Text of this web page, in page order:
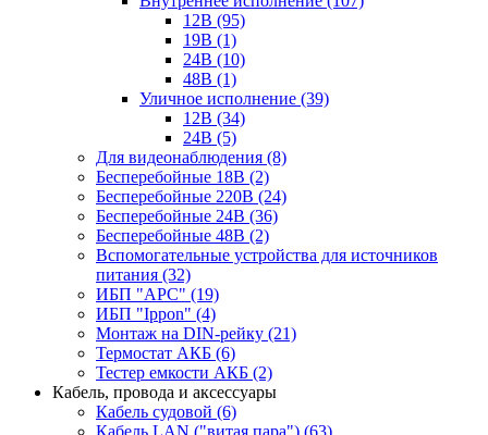
12В (95)
19В (1)
24В (10)
48В (1)
Уличное исполнение (39)
12В (34)
24В (5)
Для видеонаблюдения (8)
Бесперебойные 18В (2)
Бесперебойные 220В (24)
Бесперебойные 24В (36)
Бесперебойные 48В (2)
Вспомогательные устройства для источников
питания (32)
ИБП "APC" (19)
ИБП "Ippon" (4)
Монтаж на DIN-рейку (21)
Термостат АКБ (6)
Тестер емкости АКБ (2)
Кабель, провода и аксессуары
Кабель судовой (6)
Кабель LAN ("витая пара") (63)